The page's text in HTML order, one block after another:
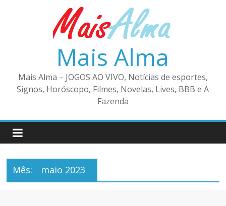
Mais Alma
Mais Alma – JOGOS AO VIVO, Notícias de esportes,
Signos, Horóscopo, Filmes, Novelas, Lives, BBB e A
Fazenda
Mês: maio 2023